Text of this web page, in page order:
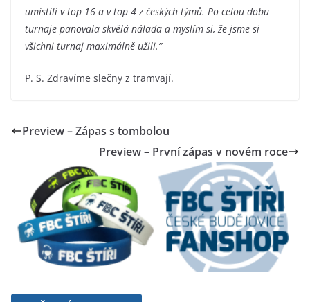
umístili v top 16 a v top 4 z českých týmů. Po celou dobu
turnaje panovala skvělá nálada a myslím si, že jsme si
všichni turnaj maximálně užili.”
P. S. Zdravíme slečny z tramvají.
Preview – Zápas s tombolou
Preview – První zápas v novém roce